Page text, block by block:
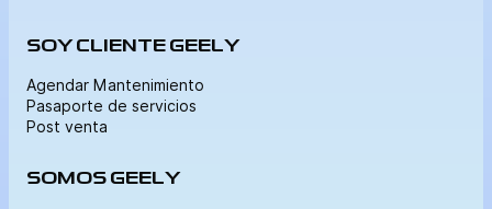
SOY CLIENTE GEELY
Agendar Mantenimiento
Pasaporte de servicios
Post venta
SOMOS GEELY